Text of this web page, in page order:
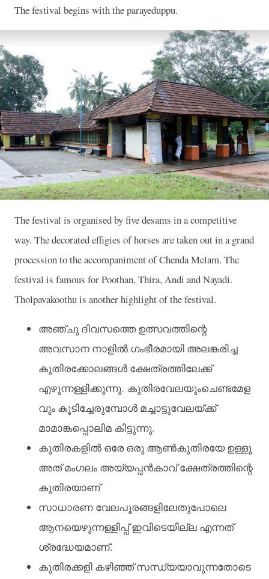
The festival begins with the parayeduppu.
The festival is organised by five desams in a competitive
way. The decorated effigies of horses are taken out in a grand
procession to the accompaniment of Chenda Melam. The
festival is famous for Poothan, Thira, Andi and Nayadi.
Tholpavakoothu is another highlight of the festival.
അഞ്ചു ദിവസത്തെ ഉത്സവത്തിന്റെ
അവസാന നാളിൽ ഗംഭീരമായി അലങ്കരിച്ച
കുതിരക്കോലങ്ങൾ ക്ഷേത്രത്തിലേക്ക്
എഴുന്നള്ളിക്കുന്നു. കുതിരവേലയുംചെണ്ടമേള
വും കൂടിച്ചേരുമ്പോൾ മച്ചാട്ടുവേലയ്ക്ക്
മാമാങ്കപ്പൊലിമ കിട്ടുന്നു.
കുതിരകളിൽ ഒരേ ഒരു ആൺകുതിരയേ ഉള്ളൂ
അത് മംഗലം അയ്യപ്പൻകാവ് ക്ഷേത്രത്തിന്റെ
കുതിരയാണ്
സാധാരണ വേലപൂരങ്ങളിലേതുപോലെ
ആനയെഴുന്നള്ളിപ്പ് ഇവിടെയില്ല എന്നത്
ശ്രദ്ധേയമാണ്.
കുതിരക്കളി കഴിഞ്ഞ് സന്ധ്യയാവുന്നതോടെ